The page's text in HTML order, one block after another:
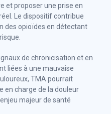
et proposer une prise en
Le dispositif contribue
des opioïdes en détectant
de chronicisation et en
liées à une mauvaise
TMA pourrait
en charge de la douleur
majeur de santé